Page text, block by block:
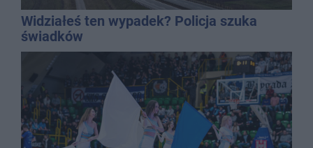
Widziałeś ten wypadek? Policja szuka
świadków